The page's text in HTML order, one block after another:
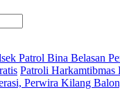
Patrol Bina Belasan
Patroli Harkamtibmas
Perwira Kilang